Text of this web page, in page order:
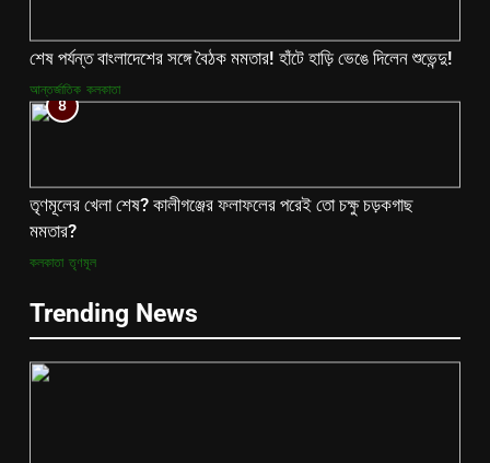
শেষ পর্যন্ত বাংলাদেশের সঙ্গে বৈঠক মমতার! হাঁটে হাড়ি ভেঙে দিলেন শুভেন্দু!
আন্তর্জাতিক কলকাতা
8
তৃণমূলের খেলা শেষ? কালীগঞ্জের ফলাফলের পরেই তো চক্ষু চড়কগাছ
মমতার?
কলকাতা তৃণমূল
Trending News